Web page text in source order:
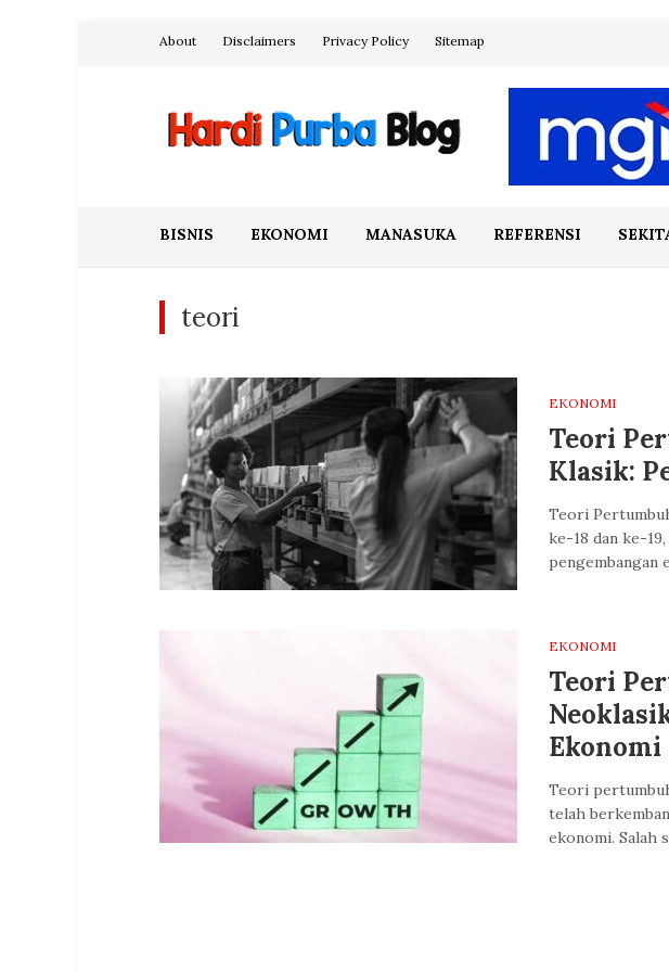
About Disclaimers Privacy Policy Sitemap
BISNIS EKONOMI MANASUKA REFERENSI
teori
EKONOMI
Teori
Klasik:
Teori
ke-18 dan ke-
pengembangan
EKONOMI
Teori
Ekonomi
Teori
telah
ekonomi. Salah